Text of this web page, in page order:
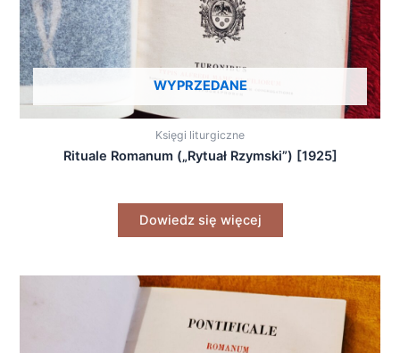
WYPRZEDANE
Księgi liturgiczne
Rituale Romanum („Rytuał Rzymski”) [1925]
Dowiedz się więcej